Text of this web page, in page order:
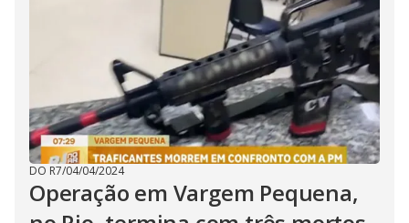
DO R7/04/04/2024
Operação em Vargem Pequena,